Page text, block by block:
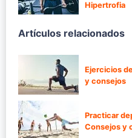
Hipertrofia
Artículos relacionados
Ejercicios
y consejos
Practicar
Consejos y